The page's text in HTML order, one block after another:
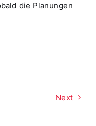
die Planungen
Next